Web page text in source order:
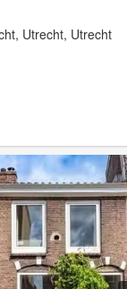
Utrecht, Utrecht